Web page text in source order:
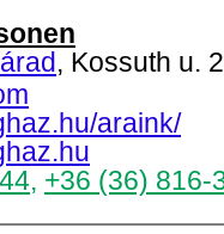
, Kossuth u.
araink/
, +36 (36) 816-